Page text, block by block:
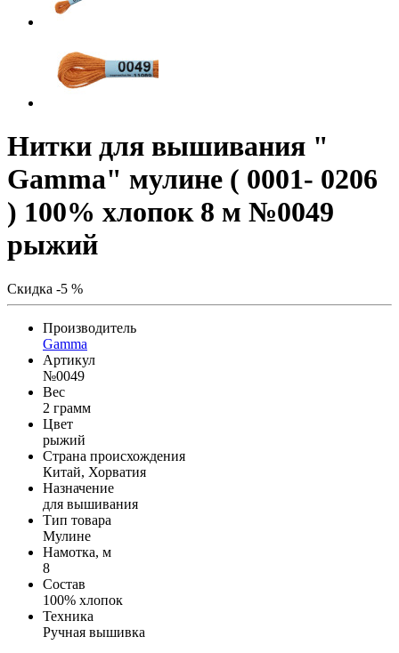
Нитки для вышивания "
Gamma" мулине ( 0001- 0206
) 100% хлопок 8 м №0049
рыжий
Скидка -5 %
Производитель
Gamma
Артикул
№0049
Вес
2 грамм
Цвет
рыжий
Страна происхождения
Китай, Хорватия
Назначение
для вышивания
Тип товара
Мулине
Намотка, м
8
Состав
100% хлопок
Техника
Ручная вышивка